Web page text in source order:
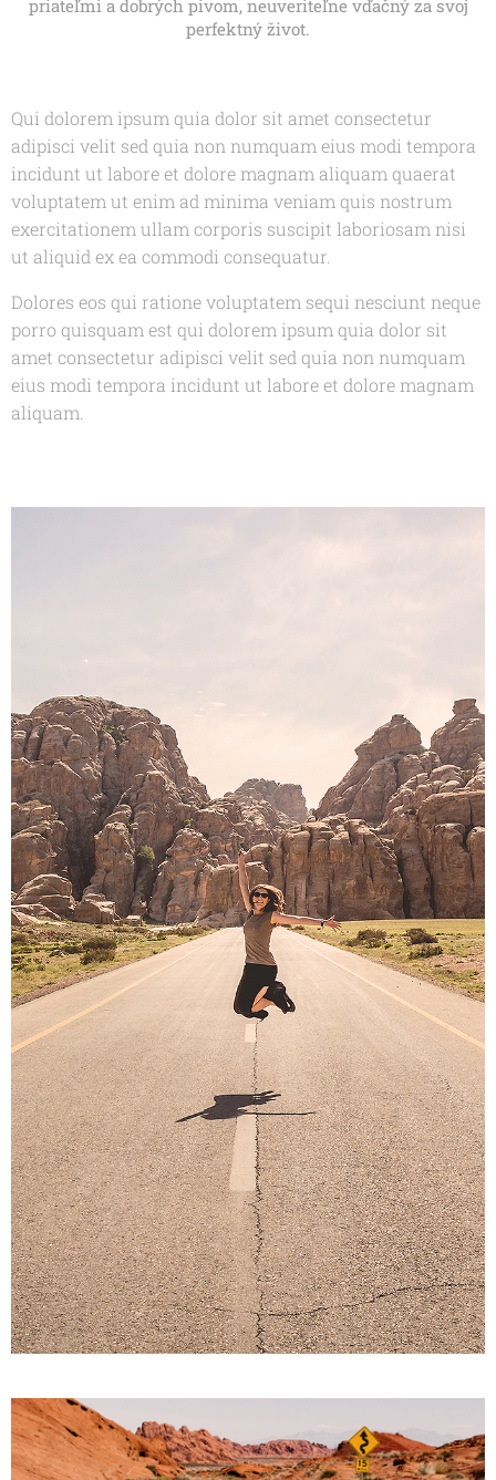
priateľmi a dobrých pivom, neuveriteľne vďačný za svoj
perfektný život.
Qui dolorem ipsum quia dolor sit amet consectetur
adipisci velit sed quia non numquam eius modi tempora
incidunt ut labore et dolore magnam aliquam quaerat
voluptatem ut enim ad minima veniam quis nostrum
exercitationem ullam corporis suscipit laboriosam nisi
ut aliquid ex ea commodi consequatur.
Dolores eos qui ratione voluptatem sequi nesciunt neque
porro quisquam est qui dolorem ipsum quia dolor sit
amet consectetur adipisci velit sed quia non numquam
eius modi tempora incidunt ut labore et dolore magnam
aliquam.